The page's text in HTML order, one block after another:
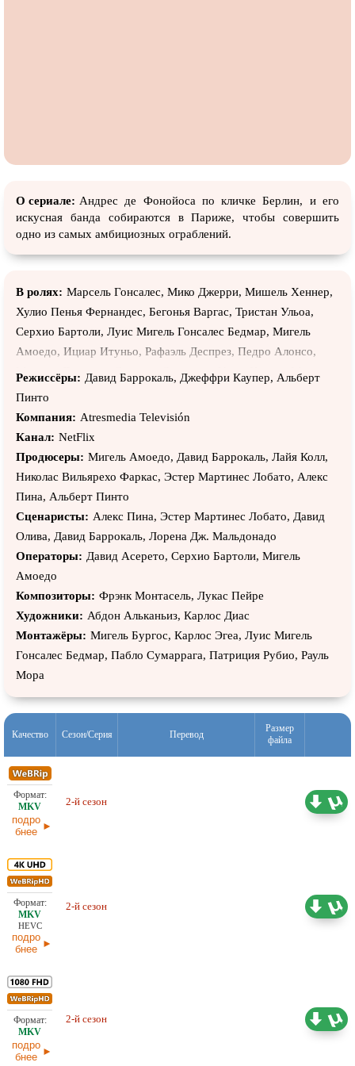
О сериале: Андрес де Фонойоса по кличке Берлин, и его
искусная банда собираются в Париже, чтобы совершить
одно из самых амбициозных ограблений.
В ролях: Марсель Гонсалес, Мико Джерри, Мишель Хеннер,
Хулио Пенья Фернандес, Бегонья Варгас, Тристан Ульоа,
Серхио Бартоли, Луис Мигель Гонсалес Бедмар, Мигель
Амоедо, Ициар Итуньо, Рафаэль Деспрез, Педро Алонсо,
Мишель Дженнер, Саманта Сикеирос, Инма Куэста, Марта
Ньето, Хосе Луис Гарсия Перес, Жюльен Паскаль, Мартин
Аслан, Юри Д. Браун, Рэйчел Ласкар, Найва Нимри, Энрик
Бенавент, Рут Льопис, Марсель Гонзалез и Кастанон, Даниэль
Брутон, Эдриан Мехди, Фред Татьен, Матью Ларду, Фабьен
Калер, Белен Лопес, Хавьер Кольядо, Катрин Юбо, Янник
Клофт, Хулио Сесар Сантос, Марк Мартинес, Ичам Малайо,
Массимо Феррони, Мануэль Бакейро, Адриен Мехди,
Беатрис Гримальдос
Режиссёры: Давид Баррокаль, Джеффри Каупер, Альберт
Пинто
Компания: Atresmedia Televisión
Канал: NetFlix
Продюсеры: Мигель Амоедо, Давид Баррокаль, Лайя Колл,
Николас Вильярехо Фаркас, Эстер Мартинес Лобато, Алекс
Пина, Альберт Пинто
Сценаристы: Алекс Пина, Эстер Мартинес Лобато, Давид
Олива, Давид Баррокаль, Лорена Дж. Мальдонадо
Операторы: Давид Асерето, Серхио Бартоли, Мигель
Амоедо
Композиторы: Фрэнк Монтасель, Лукас Пейре
Художники: Абдон Альканьиз, Карлос Диас
Монтажёры: Мигель Бургос, Карлос Эгеа, Луис Мигель
Гонсалес Бедмар, Пабло Сумаррага, Патриция Рубио, Рауль
Мора
Качество Сезон/Серия Перевод
Размер
файла
подро
бнее
2-й сезон
HEVC
подро
бнее
2-й сезон
подро
бнее
2-й сезон